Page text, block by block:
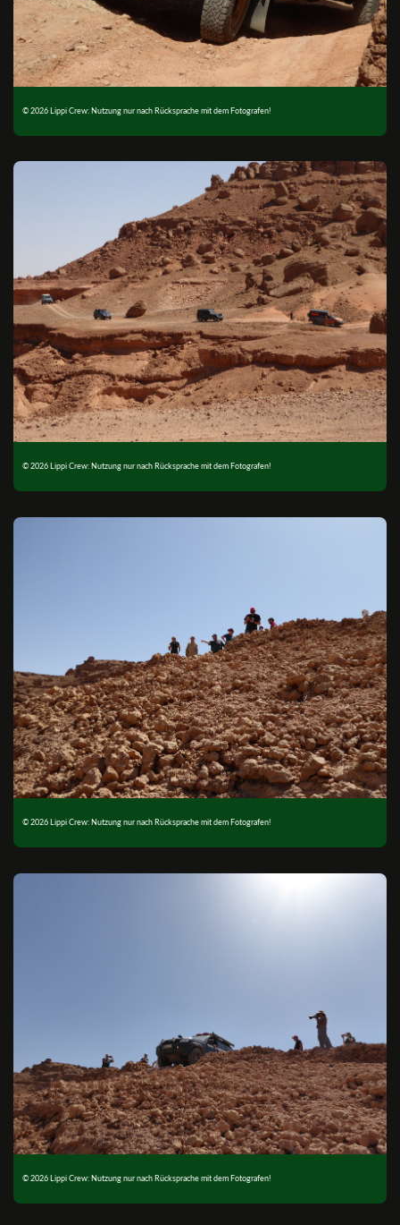
© 2026 Lippi Crew: Nutzung nur nach Rücksprache mit dem Fotografen!
© 2026 Lippi Crew: Nutzung nur nach Rücksprache mit dem Fotografen!
© 2026 Lippi Crew: Nutzung nur nach Rücksprache mit dem Fotografen!
© 2026 Lippi Crew: Nutzung nur nach Rücksprache mit dem Fotografen!